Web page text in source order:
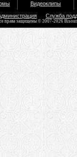
Видеоклипы
Служба
права защищены © 2007-2026